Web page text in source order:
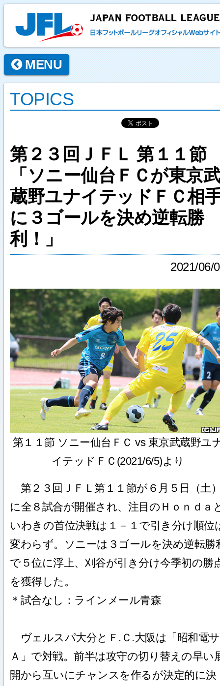
MENU
TOPICS
第２３回ＪＦＬ 第１１節
「ソニー仙台ＦＣが東京武
蔵野ユナイテッドＦＣ相
に３ゴールを決め逆転勝
利！」
2021/06/
第１１節 ソニー仙台ＦＣ vs 東京武蔵野ユ
イテッドＦＣ(2021/6/5)より
第２３回ＪＦＬ第１１節が６月５日（土
に全８試合が開催され、注目のＨｏｎｄａ
いわきの首位決戦は１－１で引き分け順位
変わらず。ソニーは３ゴールを決め逆転勝
で５位に浮上、刈谷が引き分け今季初の勝
を獲得した。
＊試合なし：ラインメール青森
ヴェルスパ大分とＦ.Ｃ.大阪は「昭和電サ
Ａ」で対戦。前半は攻守の切り替えの早い
開から互いにチャンスを作るが決定的に決